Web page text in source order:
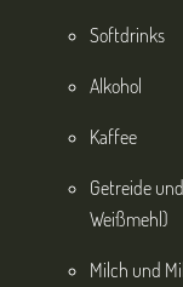
Softdrinks
Alkohol
Kaffee
Getreide
Weißmehl)
Milch und